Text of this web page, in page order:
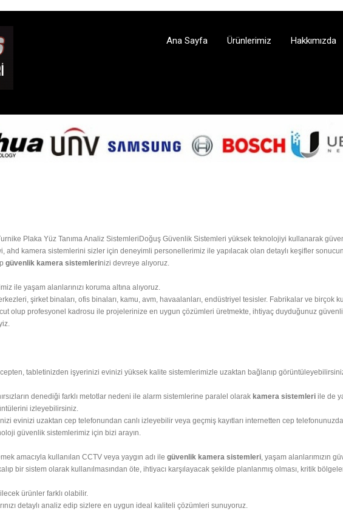
Ana Sayfa Ürünlerimiz Hakkımızda
Doğuş Güvenlik Sistemleri yüksek teknolojiyi kullanarak
ahd kamera sistemlerini sizler için deneyimli personellerimiz ile yapılacak olan detaylı keşifler
güvenlik kamera sistemlerinizi devreye alıyoruz.
ile yaşam alanlarınızı koruma altına alıyoruz.
şirket binaları, ofis binaları, kamu, avm, havaalanları, endüstriyel tesisler. Fabrikalar ve birçok
olup profesyonel kadrosu ile projelerinize en uygun çözümleri üretmekte, ihtiyaç duyduğunuz
tabletinizden işyerinizi evinizi yüksek kalite sistemlerimizle uzaktan bağlanıp
denediği farklı metotlar nedeni ile alarm sistemlerine paralel olarak kamera sistemleri ile de
izleyebilirsiniz.
evinizi uzaktan cep telefonundan canlı izleyebilir veya geçmiş kayıtları internetten cep
güvenlik sistemlerimiz için bizi arayın.
amacıyla kullanılan CCTV veya yaygın adı ile güvenlik kamera sistemleri, yaşam alanlarımızın
bir sistem olarak kullanılmasından öte, ihtiyacı karşılayacak şekilde planlanmış olması, kritik
ürünler farklı olabilir.
detaylı analiz edip sizlere en uygun ideal kaliteli çözümleri sunuyoruz.